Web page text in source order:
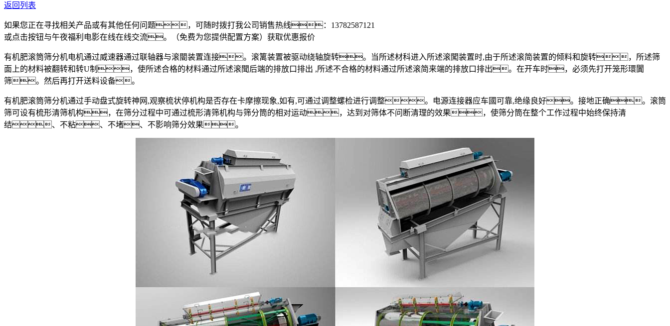
返回列表
如果您正在寻找相关产品或有其他任何问题，可随时拨打我公司销售热线： 13782587121
或点击按钮与午夜福利电影在线在线交流。（免费为您提供配置方案） 获取优惠报价
有机肥滚筒筛分机电机通过威速器通过联轴器与滚閽装置连接。滚篱装置被驱动绕轴旋转。当所述材科进入所述滚闖装置时,由于所述滚简装置的倾料和旋转，所述筛
面上的材料被翻转和转U制，使所述合格的材料通过所述滚聞后端的排放口排出 ,所述不合格的材料通过所述滚简来端的排放口排出。在开车时，必须先打开笼形環闐
筛。然后再打开送料设备。
有机肥滚筒筛分机通过手动盘式旋转神网,观察梳状停机构是否存在卡摩擦现象,如有,可通过调整螺检进行调整。电源连接器应车國可靠,绝缘良好。接地正确。滚筒
筛可设有梳形清筛机构，在筛分过程中可通过梳形清筛机构与筛分筒的相对运动，达到对筛体不问断清理的效果，使筛分筒在整个工作过程中始终保持清
结、不粘、不堵、不影响筛分效果。